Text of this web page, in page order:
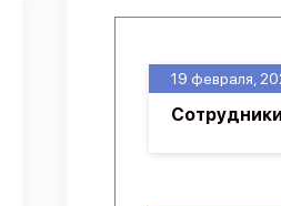
19 февраля,